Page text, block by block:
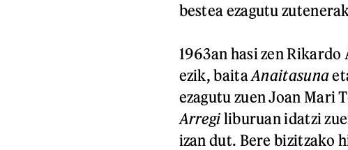
bestea ezagutu
1963an hasi zen Rikardo
ezik, baita Anaitasuna
ezagutu zuen Joan Mari
Arregi liburuan idatzi
izan dut. Bere bizitzako